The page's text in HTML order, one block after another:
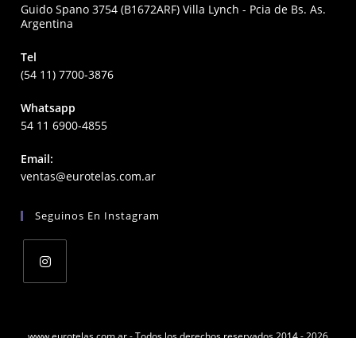
Guido Spano 3754 (B1672ARF) Villa Lynch - Pcia de Bs. As.
Argentina
Tel
(54 11) 7700-3876
Whatsapp
54 11 6900-4855
Email:
ventas@eurotelas.com.arOpens
application
Seguinos En Instagram
a